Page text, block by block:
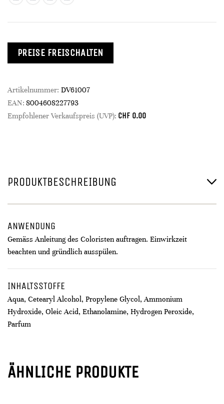
PREISE FREISCHALTEN
Artikelnummer: DV61007
EAN: 8004608227793
Empfohlener Verkaufspreis (UVP): CHF 0.00
PRODUKTBESCHREIBUNG
ANWENDUNG
Gemäss Anleitung des Coloristen auftragen. Einwirkzeit
beachten und gründlich ausspülen.
INHALTSSTOFFE
Aqua, Cetearyl Alcohol, Propylene Glycol, Ammonium
Hydroxide, Oleic Acid, Ethanolamine, Hydrogen Peroxide,
Parfum
ÄHNLICHE PRODUKTE